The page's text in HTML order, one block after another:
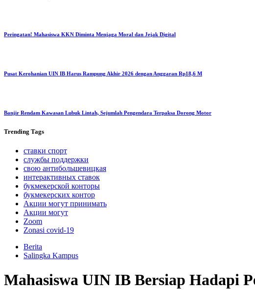
Peringatan! Mahasiswa KKN Diminta Menjaga Moral dan Jejak Digital
Pusat Kerohanian UIN IB Harus Rampung Akhir 2026 dengan Anggaran Rp18,6 M
Banjir Rendam Kawasan Lubuk Lintah, Sejumlah Pengendara Terpaksa Dorong Motor
Trending Tags
ставки спорт
службы поддержки
свою антибольшевицкая
интерактивных ставок
букмекерской конторы
букмекерских контор
Акции могут принимать
Акции могут
Zoom
Zonasi covid-19
Berita
Salingka Kampus
Mahasiswa UIN IB Bersiap Hadapi